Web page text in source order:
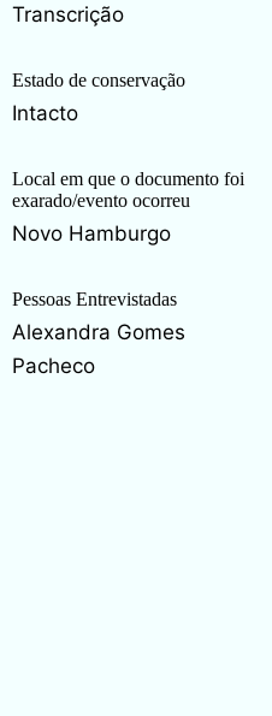
Transcrição
Estado de conservação
Intacto
Local em que o documento foi
exarado/evento ocorreu
Novo Hamburgo
Pessoas Entrevistadas
Alexandra Gomes
Pacheco